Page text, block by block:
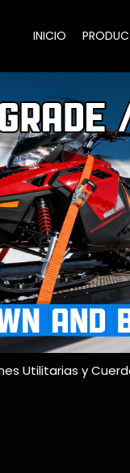
INICIO
Utilitarias y